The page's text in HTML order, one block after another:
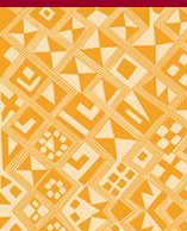
Doorgaan
naar
inhoud